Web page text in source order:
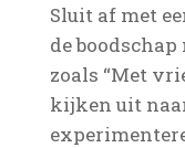
Sluit af met
de
zoals “Met
kijken uit